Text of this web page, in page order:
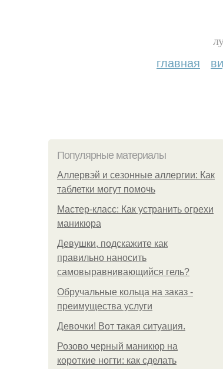
главная
Популярные материалы
Аллервэй и сезонные аллергии: Как
таблетки могут помочь
Мастер-класс: Как устранить огрехи
маникюра
Девушки, подскажите как
правильно наносить
самовыравнивающийся гель?
Обручальные кольца на заказ -
преимущества услуги
Девочки! Вот такая ситуация.
Розово черный маникюр на
короткие ногти: как сделать